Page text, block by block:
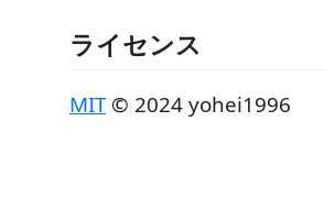
ライセンス
MIT© 2024 yohei1996